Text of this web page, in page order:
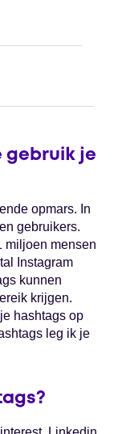
gebruik je
opmars. In
gebruikers.
miljoen mensen
Instagram
kunnen
krijgen.
hashtags op
leg ik je